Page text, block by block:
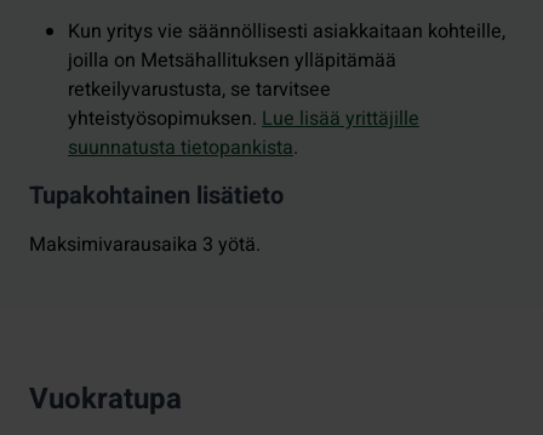
Kun yritys vie säännöllisesti asiakkaitaan kohteille,
joilla on Metsähallituksen ylläpitämää
retkeilyvarustusta, se tarvitsee
yhteistyösopimuksen. Lue lisää yrittäjille
suunnatusta tietopankista.
Tupakohtainen lisätieto
Maksimivarausaika 3 yötä.
Vuokratupa